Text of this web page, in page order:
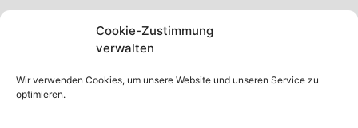
Cookie-Zustimmung
verwalten
Wir verwenden Cookies, um unsere Website und unseren Service zu
optimieren.